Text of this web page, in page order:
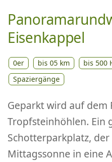
Eisenkappel
0er bis 05 km bis 500
Spaziergänge
Geparkt wird auf dem
Tropfsteinhöhlen. Ein
Schotterparkplatz,
Mittagssonne in eine